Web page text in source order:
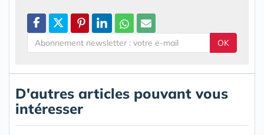
OK
D'autres articles pouvant vous
intéresser